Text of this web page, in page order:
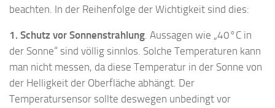
beachten. In der Reihenfolge der Wichtigkeit sind dies:
1. Schutz vor Sonnenstrahlung. Aussagen wie „40°C in
der Sonne“ sind völlig sinnlos. Solche Temperaturen kann
man nicht messen, da diese Temperatur in der Sonne von
der Helligkeit der Oberfläche abhängt. Der
Temperatursensor sollte deswegen unbedingt vor